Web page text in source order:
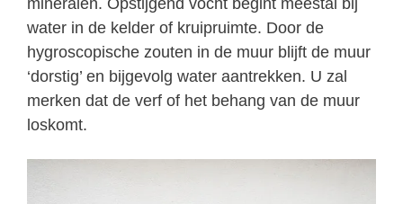
mineralen. Opstijgend vocht begint meestal bij
water in de kelder of kruipruimte. Door de
hygroscopische zouten in de muur blijft de muur
‘dorstig’ en bijgevolg water aantrekken. U zal
merken dat de verf of het behang van de muur
loskomt.